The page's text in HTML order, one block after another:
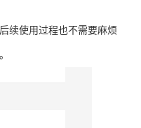
续使用过程也不需要麻烦